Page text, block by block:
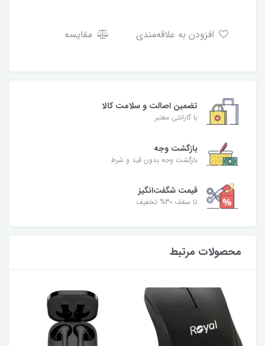
مقایسه
تضمین اصالت و سلامت کالا
با گارانتی معتبر
بازگشت وجه
بازگشت وجه بدون قید و شرط
قیمت شگفت‌انگیز
تا سقف 30% تخفیف
محصولات مرتبط